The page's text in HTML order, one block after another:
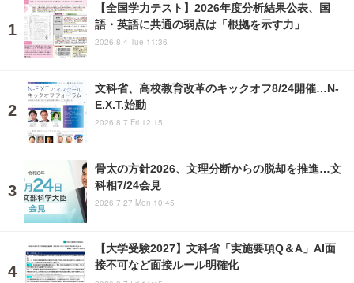
【全国学力テスト】2026年度分析結果公表、国
語・英語に共通の弱点は「根拠を示す力」
2026.8.4 Tue 11:36
文科省、高校教育改革のキックオフ8/24開催…N-
E.X.T.始動
2026.8.7 Fri 12:15
骨太の方針2026、文理分断からの脱却を推進…文
科相7/24会見
2026.7.27 Mon 10:45
【大学受験2027】文科省「実施要項Q＆A」AI面
接不可など面接ルール明確化